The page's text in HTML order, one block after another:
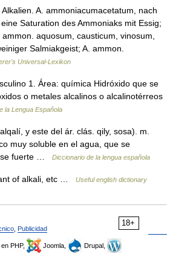
A. ammoniacumacetatum, nach
Saturation des Ammoniaks mit Essig;
aquosum, causticum, vinosum,
Salmiakgeist; A. ammon.
Universal-Lexikon
1. Área: química Hidróxido que se
o metales alcalinos o alcalinotérreos
la Lengua Española
y este del ár. clás. qily, sosa). m.
muy soluble en el agua, que se
fuerte …
Diccionario de la lengua española
of alkali, etc … Useful english dictionary
18+
Publicidad
en PHP, Joomla,
Drupal,